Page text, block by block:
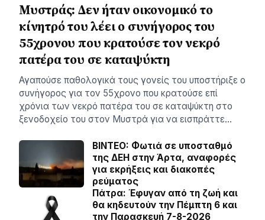
Μυστράς: Δεν ήταν οικονομικό το
κίνητρό του λέει ο συνήγορος του
55χρονου που κρατούσε τον νεκρό
πατέρα του σε καταψύκτη
Αγαπούσε παθολογικά τους γονείς του υποστήριξε ο
συνήγορος για τον 55χρονο που κρατούσε επί
χρόνια των νεκρό πατέρα του σε καταψύκτη στο
ξενοδοχείο του στον Μυστρά για να εισπράττε…
BINTEO: Φωτιά σε υποσταθμό
της ΔΕΗ στην Άρτα, αναφορές
για εκρήξεις και διακοπές
ρεύματος
Πάτρα: Έφυγαν από τη ζωή και
θα κηδευτούν την Πέμπτη 6 και
την Παρασκευή 7-8-2026